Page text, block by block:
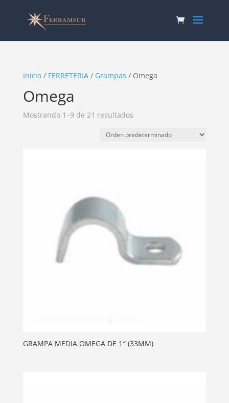
Inicio/ FERRETERIA/ Grampas / Omega
Omega
Mostrando 1–9 de 21 resultados
GRAMPA MEDIA OMEGA DE 1″ (33MM)